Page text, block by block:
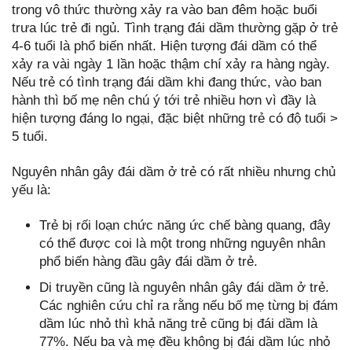
trong vô thức thường xảy ra vào ban đêm hoặc buổi
trưa lúc trẻ đi ngủ. Tình trạng đái dầm thường gặp ở trẻ
4-6 tuổi là phổ biến nhất. Hiện tượng đái dầm có thể
xảy ra vài ngày 1 lần hoặc thậm chí xảy ra hàng ngày.
Nếu trẻ có tình trạng đái dầm khi đang thức, vào ban
hành thì bố mẹ nên chú ý tới trẻ nhiều hơn vì đầy là
hiện tượng đáng lo ngại, đặc biệt những trẻ có độ tuổi >
5 tuổi.
Nguyên nhân gây đái dầm ở trẻ có rất nhiều nhưng chủ
yếu là:
Trẻ bị rối loạn chức năng ức chế bàng quang, đây
có thể được coi là một trong những nguyên nhân
phổ biến hàng đầu gây đái dầm ở trẻ.
Di truyền cũng là nguyên nhân gây đái dầm ở trẻ.
Các nghiên cứu chỉ ra rằng nếu bố mẹ từng bị đám
dầm lúc nhỏ thì khả năng trẻ cũng bị đái dầm là
77%. Nếu ba và mẹ đều không bị đái dầm lúc nhỏ